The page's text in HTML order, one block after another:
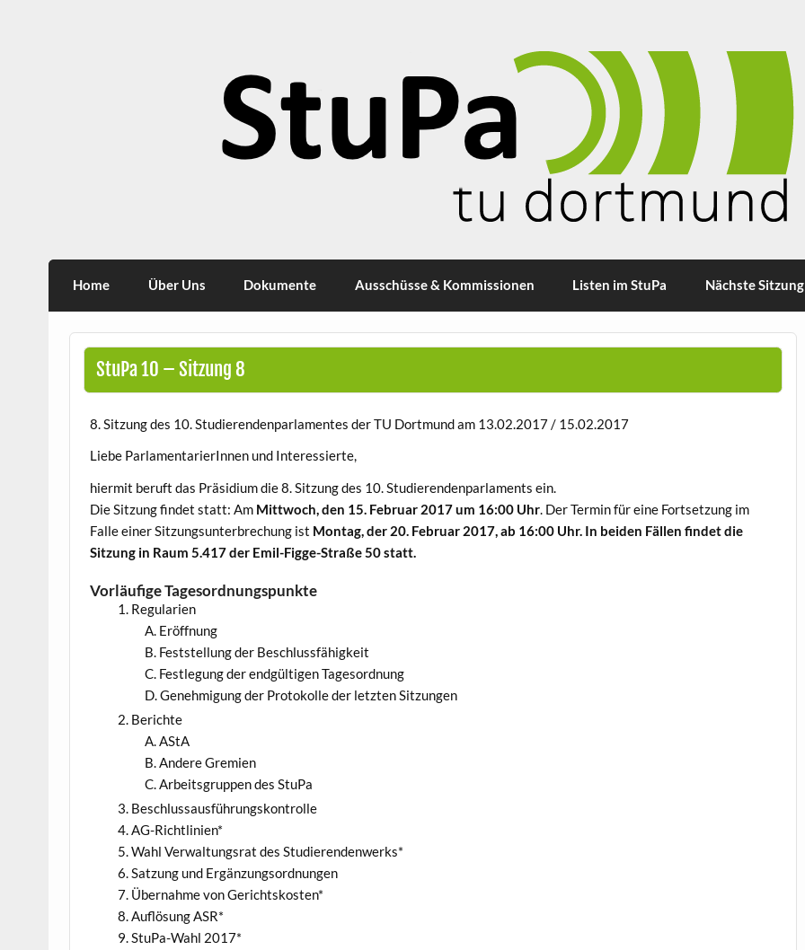
Home Über Uns Dokumente Ausschüsse & Kommissionen Listen im StuPa Nächste Sitzung
StuPa 10 – Sitzung 8
8. Sitzung des 10. Studierendenparlamentes der TU Dortmund am 13.02.2017 / 15.02.2017
Liebe ParlamentarierInnen und Interessierte,
hiermit beruft das Präsidium die 8. Sitzung des 10. Studierendenparlaments ein.
Die Sitzung findet statt: Am Mittwoch, den 15. Februar 2017 um 16:00 Uhr. Der Termin für eine Fortsetzung im
Falle einer Sitzungsunterbrechung ist Montag, der 20. Februar 2017, ab 16:00 Uhr. In beiden Fällen findet die
Sitzung in Raum 5.417 der Emil-Figge-Straße 50 statt.
Vorläufige Tagesordnungspunkte
Regularien
Eröffnung
Feststellung der Beschlussfähigkeit
Festlegung der endgültigen Tagesordnung
Genehmigung der Protokolle der letzten Sitzungen
Berichte
AStA
Andere Gremien
Arbeitsgruppen des StuPa
Beschlussausführungskontrolle
AG-Richtlinien*
Wahl Verwaltungsrat des Studierendenwerks*
Satzung und Ergänzungsordnungen
Übernahme von Gerichtskosten*
Auflösung ASR*
StuPa-Wahl 2017*